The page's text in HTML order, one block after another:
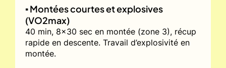
▪️ Montées courtes et explosives
(VO2max)
40 min, 8x30 sec en montée (zone 3), récup
rapide en descente. Travail d’explosivité en
montée.